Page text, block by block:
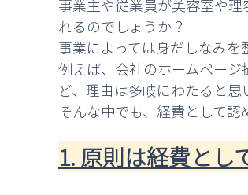
事業主や従業員が美容室や
れるのでしょうか？
事業によっては身だしなみを
例えば、会社のホームペー
ど、理由は多岐にわたると思
そんな中でも、経費として
1. 原則は経費とし